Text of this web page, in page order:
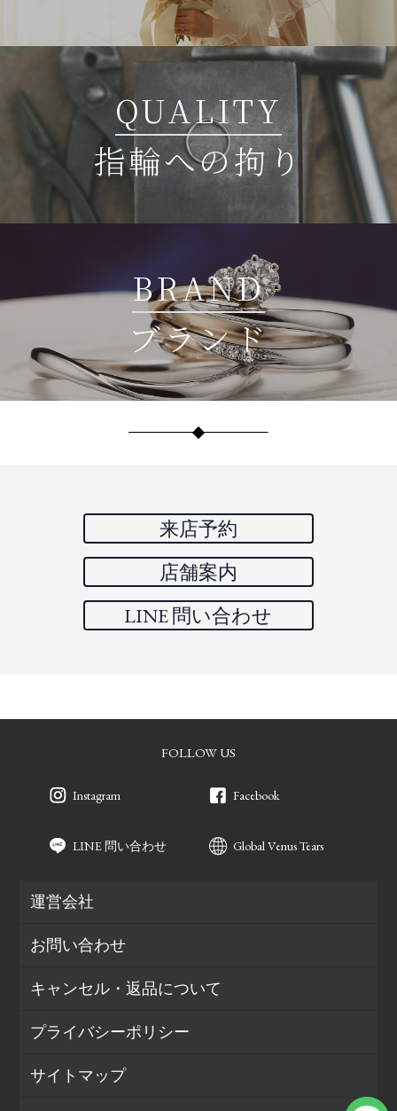
QUALITY
指輪への拘り
BRAND
ブランド
来店予約
店舗案内
LINE 問い合わせ
FOLLOW US
Instagram
LINE 問い合わせ
Facebook
Global Venus Tears
運営会社
お問い合わせ
キャンセル・返品について
プライバシーポリシー
サイトマップ